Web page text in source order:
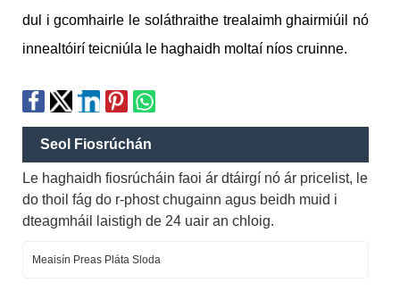
dul i gcomhairle le soláthraithe trealaimh ghairmiúil nó
innealtóirí teicniúla le haghaidh moltaí níos cruinne.
Seol Fiosrúchán
Le haghaidh fiosrúcháin faoi ár dtáirgí nó ár pricelist, le
do thoil fág do r-phost chugainn agus beidh muid i
dteagmháil laistigh de 24 uair an chloig.